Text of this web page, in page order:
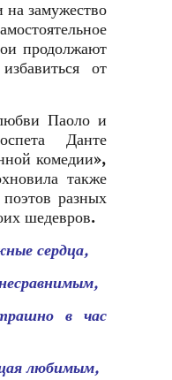
замужество
продолжают
от
Паоло и
Данте
комедии»,
также
разных
шедевров.
сердца,
в час
любимым,